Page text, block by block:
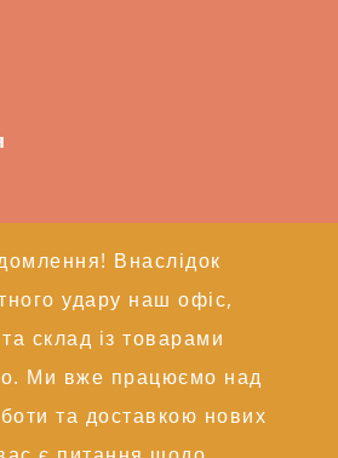
Внаслідок
удару наш офіс,
склад із товарами
Ми вже працюємо над
та доставкою нових